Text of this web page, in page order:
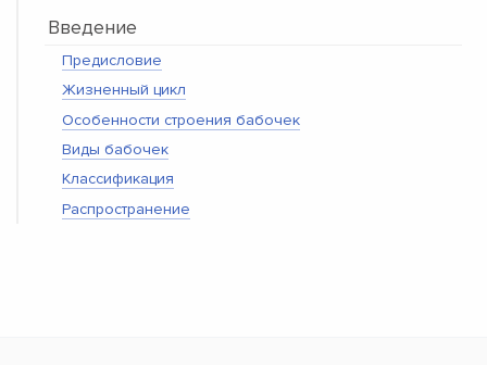
Введение
Предисловие
Жизненный цикл
Особенности строения бабочек
Виды бабочек
Классификация
Распространение